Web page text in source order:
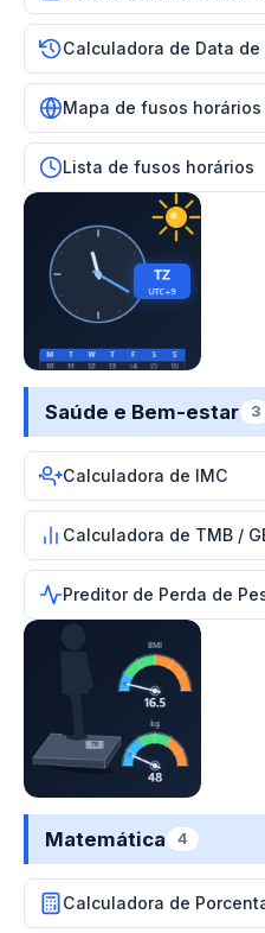
Calculadora de Data
Mapa de fusos horários
Lista de fusos horários
Saúde e Bem-estar 3
Calculadora de IMC
Calculadora de TMB /
Preditor de Perda de
Matemática 4
Calculadora de